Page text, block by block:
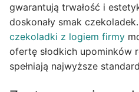
gwarantują trwałość i
doskonały smak
czekoladki z logiem firmy
ofertę słodkich upominków
spełniają najwyższe